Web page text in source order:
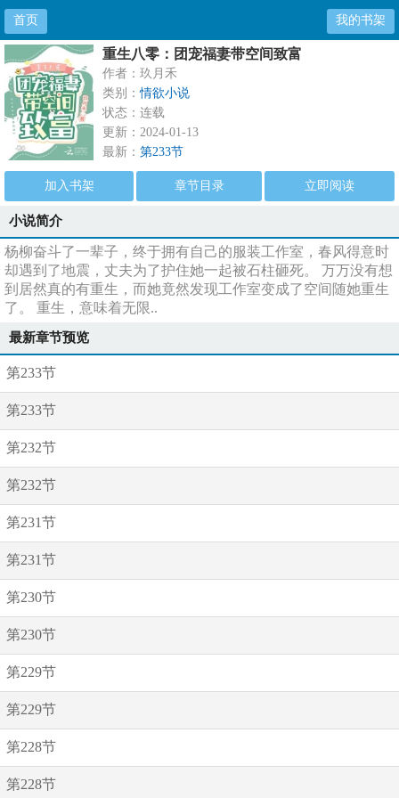
首页 我的书架
重生八零：团宠福妻带空间致富
作者：玖月禾
类别：情欲小说
状态：连载
更新：2024-01-13
最新： 第233节
加入书架 章节目录 立即阅读
小说简介
杨柳奋斗了一辈子，终于拥有自己的服装工作室，春风得意时
却遇到了地震，丈夫为了护住她一起被石柱砸死。 万万没有想
到居然真的有重生，而她竟然发现工作室变成了空间随她重生
了。 重生，意味着无限..
最新章节预览
第233节
第233节
第232节
第232节
第231节
第231节
第230节
第230节
第229节
第229节
第228节
第228节